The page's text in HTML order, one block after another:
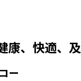
康、快適、
ー